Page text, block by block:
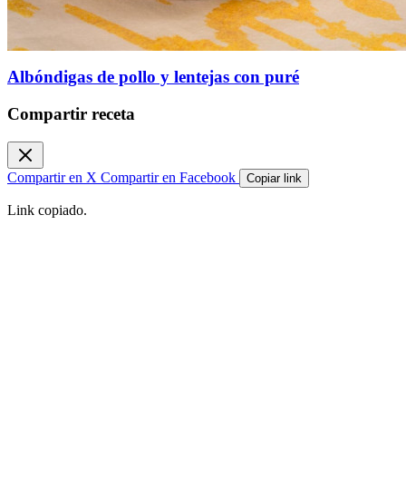
Albóndigas de pollo y lentejas con puré
Compartir receta
Compartir en X Compartir en Facebook Copiar link
Link copiado.